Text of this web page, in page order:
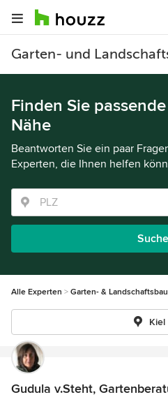
Garten- und
Finden Sie
Nähe
Beantworten Sie ein paar
Experten, die Ihnen helfen
Alle Experten Garten- & Landschaftsbau
Kiel
Gudula v.Steht,